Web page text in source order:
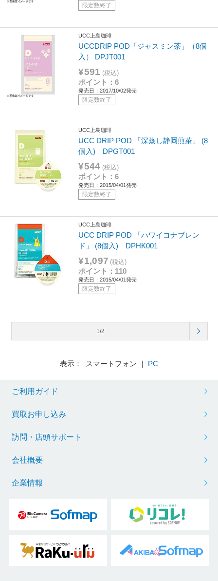
限定数終了
UCC上島珈琲
UCCDRIP POD「ジャスミン茶」（8個
入） DPJT001
¥591 (税込)
ポイント：6
発売日：2017/10/02発売
限定数終了
UCC上島珈琲
UCC DRIP POD 「深蒸し静岡煎茶」 (8
個入) DPGT001
¥544 (税込)
ポイント：6
発売日：2015/04/01発売
限定数終了
UCC上島珈琲
UCC DRIP POD 「ハワイコナブレン
ド」 (8個入) DPHK001
¥1,097 (税込)
ポイント：110
発売日：2015/04/01発売
限定数終了
1/2
表示： スマートフォン ｜ PC
ご利用ガイド
買取お申し込み
訪問・店頭サポート
会社概要
企業情報